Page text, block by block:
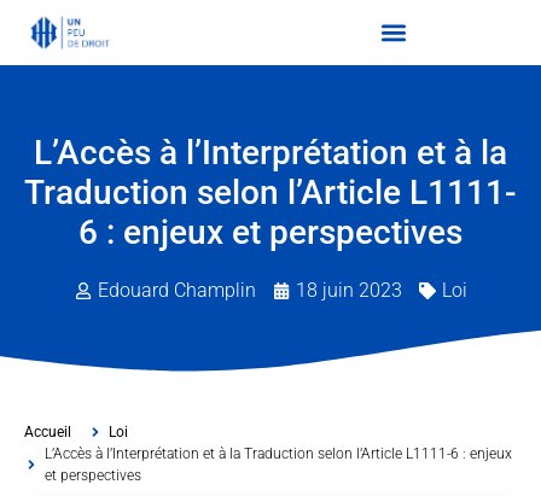
L’Accès à l’Interprétation et à la
Traduction selon l’Article L1111-
6 : enjeux et perspectives
Edouard Champlin 18 juin 2023 Loi
Accueil
Loi
L’Accès à l’Interprétation et à la Traduction selon l’Article L1111-6 : enjeux
et perspectives